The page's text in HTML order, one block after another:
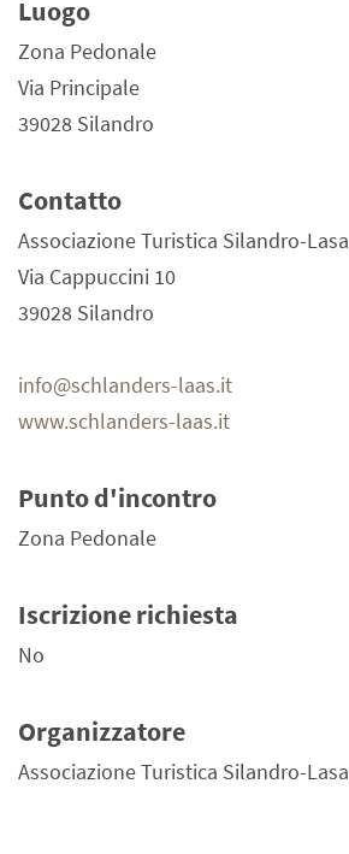
Luogo
Zona Pedonale
Via Principale
39028 Silandro
Contatto
Associazione Turistica Silandro-Lasa
Via Cappuccini 10
39028 Silandro
info@schlanders-laas.it
www.schlanders-laas.it
Punto d'incontro
Zona Pedonale
Iscrizione richiesta
No
Organizzatore
Associazione Turistica Silandro-Lasa